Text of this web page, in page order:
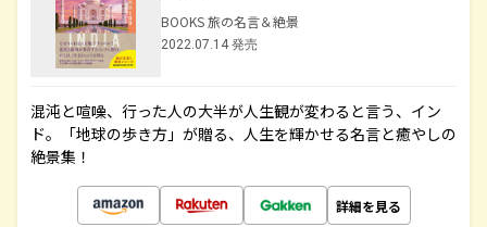
BOOKS 旅の名言＆絶景
2022.07.14 発売
混沌と喧噪、行った人の大半が人生観が変わると言う、イン
ド。「地球の歩き方」が贈る、人生を輝かせる名言と癒やしの
絶景集！
詳細を見る